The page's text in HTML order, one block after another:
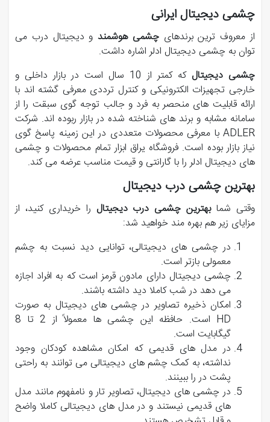
چشمی دیجیتال ایرانی
از معروف ترین برندهایچشمی هوشمندو دیجیتال درب می
توان به چشمی دیجیتال ادلر اشاره داشت.
چشمی دیجیتال
که کمتر از 10 سال است در بازار داخلی و
خارجی تجهیزات الکترونیکی و کنترل ترددی معرفی گشته اند با
ارائه قابلیت های منحصر به فرد و جالب توجه گوی سبقت را از
سامانه مشابه و برند های شناخته شده در بازار ربوده اند. شرکت
ADLER با معرفی محصولات متعددی در این زمینه پاسخ گوی
نیاز بازار بوده است. فروشگاه یراق ابزار تمام محصولات و چشمی
های دیجیتال ادلر را با گارانتی و قیمت مناسب عرضه می کند.
بهترین چشمی درب دیجیتال
وقتی شمابهترین چشمی درب دیجیتال را خریداری کنید، از
مزایای زیر هم بهره مند خواهید شد:
در چشمی های دیجیتالی، توانایی دید نسبت به چشم
معمولی بازتر است.
چشمی دیجیتال دارای مادون قرمز است که به افراد اجازه
می دهد در شب کاملا دید داشته باشند.
امکان ذخیره تصاویر در چشمی های دیجیتال به صورت
HD است. حافظه این چشمی ها معمولاً از 2 تا 8
گیگابایت است.
در مدل های قدیمی که امکان مشاهده کودکان وجود
نداشته، به کمک چشم های دیجیتالی می توانند به راحتی
پشت در را ببینند.
در چشمی های دیجیتال، تصاویر تار و نامفهوم مانند مدل
های قدیمی نیستند و در مدل های دیجیتالی کاملا واضح